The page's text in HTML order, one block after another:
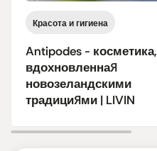
Красота и гигиена
Antipodes - косметика,
вдохновленная
новозеландскими
традициями | LIVIN